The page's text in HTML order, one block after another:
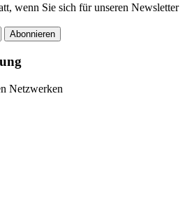
wenn Sie sich für unseren Newsletter
Abonnieren
Netzwerken